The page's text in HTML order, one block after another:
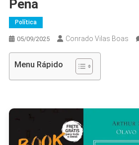
Pena
Política
05/09/2025 Conrado Vilas Boas
Menu Rápido